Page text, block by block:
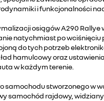
i funkcjonalności
osiągów A290
natychmiast po wciśnięciu
do tych potrzeb
hamulcowy oraz
w każdym terenie.
stworzonego w
samochód rajdowy,